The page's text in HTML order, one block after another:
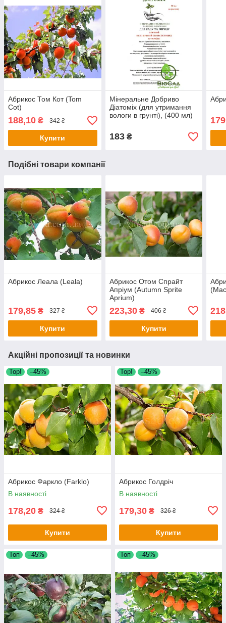
Абрикос Том Кот (Tom
Cot)
188,10 ₴ 342 ₴
Купити
Мінеральне Добриво
Діатоміх (для утримання
вологи в грунті), (400 мл)
183₴
Подібні товари компанії
Абрикос Леала (Leala)
179,85 ₴ 327 ₴
Купити
Абрикос Отом Спрайт
Апріум (Autumn Sprite
Aprium)
223,30₴ 406 ₴
Купити
Акційні пропозиції та новинки
Тор! –45%
Абрикос Фаркло (Farklo)
В наявності
178,20 ₴ 324 ₴
Купити
Тор! –45%
Абрикос Голдріч
В наявності
179,30 ₴ 326 ₴
Купити
Топ –45% Топ –45%